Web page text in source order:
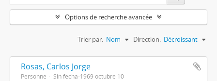
Options de recherche avancée
Trier par: Nom Direction: Décroissant
Rosas, Carlos Jorge
Personne Sin fecha-1969 octubre 10